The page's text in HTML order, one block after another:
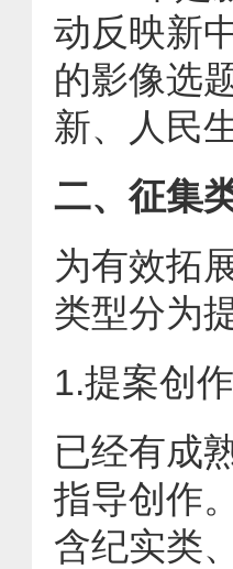
动反映新
的影像选
新、人民
二、征集
为有效拓
类型分为
1.提案创
已经有成
指导创作
含纪实类